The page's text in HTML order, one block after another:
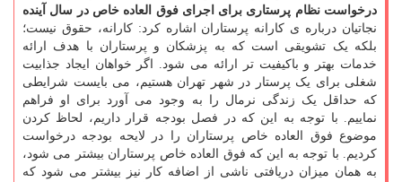
درخواست نظام پرستاری برای اجرای فوق العاده خاص در سال آینده
نجاتیان درباره ی کارانه پرستاران اشاره کرد: کارانه، حقوق نیست؛
بلکه یک تشویقی است که به پزشکان و پرستاران با هدف ارائه
خدمات بهتر و باکیفیت تر ارائه می شود. اگر خواهان ایجاد جذابیت
شغلی برای یک پرستار در شهر تهران هستیم، می بایست شرایطی
که حداقل یک زندگی نرمال را به وجود می آورد برای او فراهم
نماییم. با توجه به این که در فصل بودجه قرار داریم، لحاظ کردن
موضوع فوق العاده خاص پرستاران را در لایحه بودجه درخواست
کردیم. با توجه به این که فوق العاده خاص پرستاران بیشتر می شود،
به همان میزان دریافتی ناشی از اضافه کار نیز بیشتر می شود که